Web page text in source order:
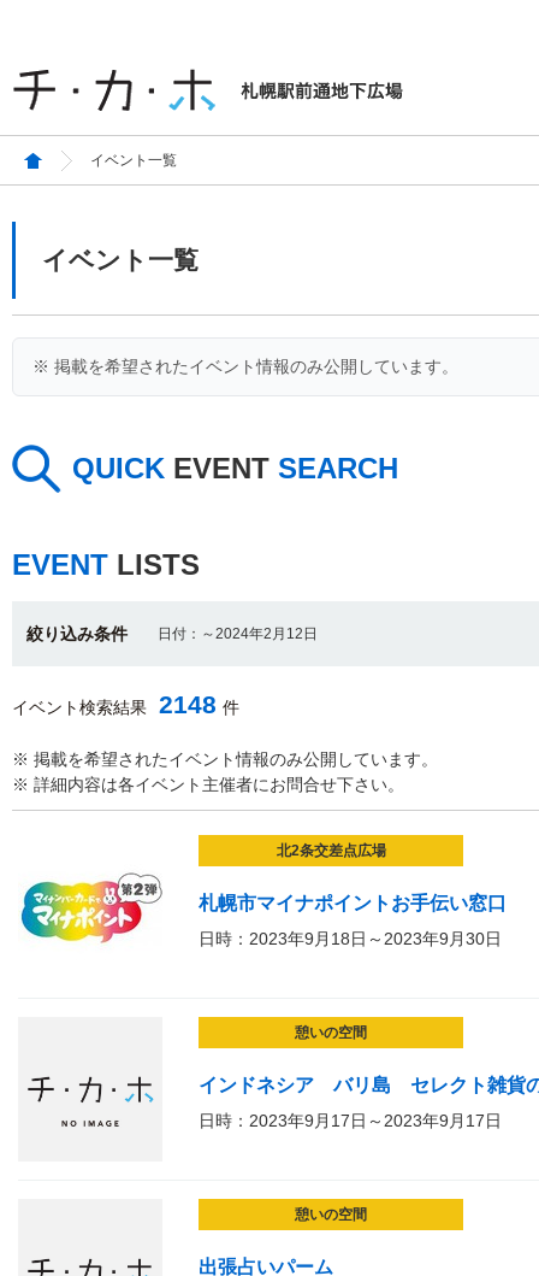
イベント一覧
イベント一覧
※ 掲載を希望されたイベント情報のみ公開しています。
QUICK EVENT SEARCH
EVENT LISTS
絞り込み条件 日付：～2024年2月12日
イベント検索結果 2148 件
※ 掲載を希望されたイベント情報のみ公開しています。
※ 詳細内容は各イベント主催者にお問合せ下さい。
北2条交差点広場
札幌市マイナポイントお手伝い窓口
日時：2023年9月18日～2023年9月30日
憩いの空間
インドネシア バリ島 セレクト雑貨
日時：2023年9月17日～2023年9月17日
憩いの空間
出張占いパーム